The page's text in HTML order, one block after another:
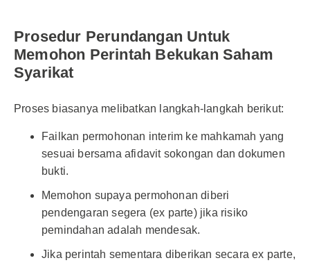
Prosedur Perundangan Untuk
Memohon Perintah Bekukan Saham
Syarikat
Proses biasanya melibatkan langkah-langkah berikut:
Failkan permohonan interim ke mahkamah yang
sesuai bersama afidavit sokongan dan dokumen
bukti.
Memohon supaya permohonan diberi
pendengaran segera (ex parte) jika risiko
pemindahan adalah mendesak.
Jika perintah sementara diberikan secara ex parte,